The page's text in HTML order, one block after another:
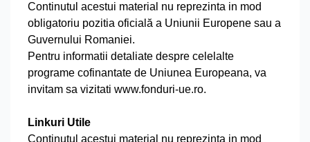
Continutul acestui material nu reprezinta in mod
obligatoriu pozitia oficială a Uniunii Europene sau a
Guvernului Romaniei.
Pentru informatii detaliate despre celelalte
programe cofinantate de Uniunea Europeana, va
invitam sa vizitati www.fonduri-ue.ro.
Linkuri Utile
Continutul acestui material nu reprezinta in mod